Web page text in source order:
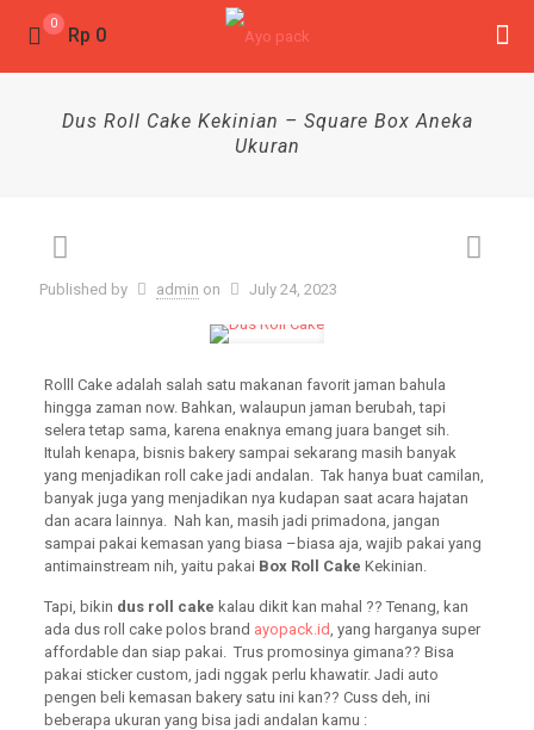
0
Rp 0
Dus Roll Cake Kekinian – Square Box Aneka
Ukuran
Published by admin on July 24, 2023
Rolll Cake adalah salah satu makanan favorit jaman bahula
hingga zaman now. Bahkan, walaupun jaman berubah, tapi
selera tetap sama, karena enaknya emang juara banget sih.
Itulah kenapa, bisnis bakery sampai sekarang masih banyak
yang menjadikan roll cake jadi andalan. Tak hanya buat camilan,
banyak juga yang menjadikan nya kudapan saat acara hajatan
dan acara lainnya. Nah kan, masih jadi primadona, jangan
sampai pakai kemasan yang biasa –biasa aja, wajib pakai yang
antimainstream nih, yaitu pakai Box Roll Cake Kekinian.
Tapi, bikin dus roll cake kalau dikit kan mahal ?? Tenang, kan
ada dus roll cake polos brand ayopack.id, yang harganya super
affordable dan siap pakai. Trus promosinya gimana?? Bisa
pakai sticker custom, jadi nggak perlu khawatir. Jadi auto
pengen beli kemasan bakery satu ini kan?? Cuss deh, ini
beberapa ukuran yang bisa jadi andalan kamu :